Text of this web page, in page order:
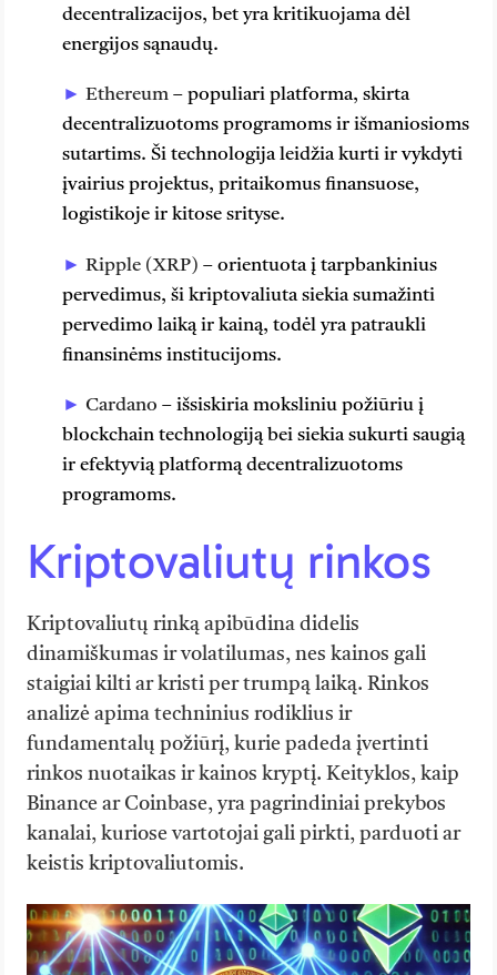
decentralizacijos, bet yra kritikuojama dėl
energijos sąnaudų.
Ethereum – populiari platforma, skirta
decentralizuotoms programoms ir išmaniosioms
sutartims. Ši technologija leidžia kurti ir vykdyti
įvairius projektus, pritaikomus finansuose,
logistikoje ir kitose srityse.
Ripple (XRP) – orientuota į tarpbankinius
pervedimus, ši kriptovaliuta siekia sumažinti
pervedimo laiką ir kainą, todėl yra patraukli
finansinėms institucijoms.
Cardano – išsiskiria moksliniu požiūriu į
blockchain technologiją bei siekia sukurti saugią
ir efektyvią platformą decentralizuotoms
programoms.
Kriptovaliutų rinkos
Kriptovaliutų rinką apibūdina didelis
dinamiškumas ir volatilumas, nes kainos gali
staigiai kilti ar kristi per trumpą laiką. Rinkos
analizė apima techninius rodiklius ir
fundamentalų požiūrį, kurie padeda įvertinti
rinkos nuotaikas ir kainos kryptį. Keityklos, kaip
Binance ar Coinbase, yra pagrindiniai prekybos
kanalai, kuriose vartotojai gali pirkti, parduoti ar
keistis kriptovaliutomis.